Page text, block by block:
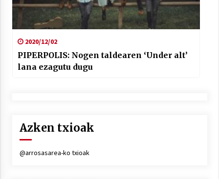
2020/12/02
PIPERPOLIS: Nogen taldearen ‘Under alt’
lana ezagutu dugu
Azken txioak
@arrosasarea-ko txioak